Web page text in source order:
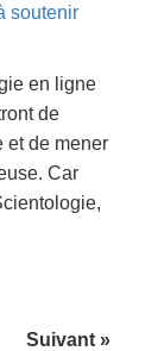
soutenir
en ligne
de
et de mener
Car
Suivant »